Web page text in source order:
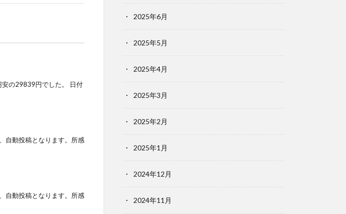
の29839円でした。 日付
自動投稿となります。所感
自動投稿となります。所感
2025年6月
2025年5月
2025年4月
2025年3月
2025年2月
2025年1月
2024年12月
2024年11月